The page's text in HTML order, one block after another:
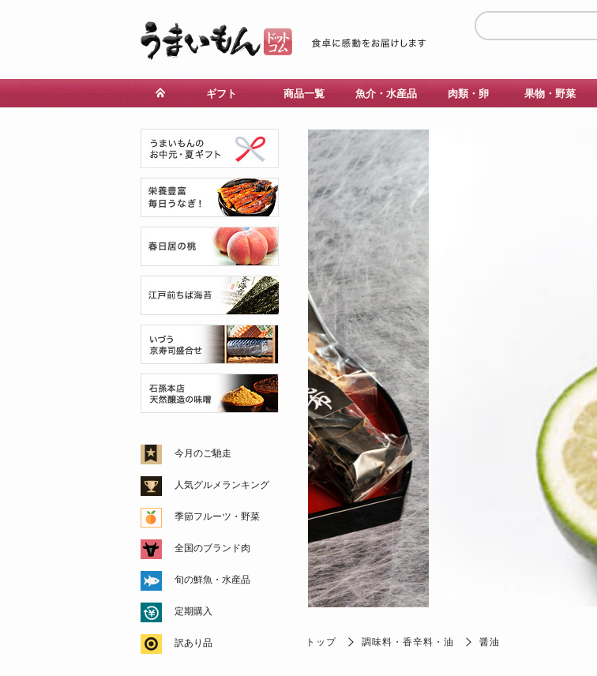
ギフト 商品一覧 魚介・水産品 肉類・卵 果物・野菜
トップ 調味料・香辛料・油 醤油
今月のご馳走
人気グルメランキング
季節フルーツ・野菜
全国のブランド肉
旬の鮮魚・水産品
定期購入
訳あり品